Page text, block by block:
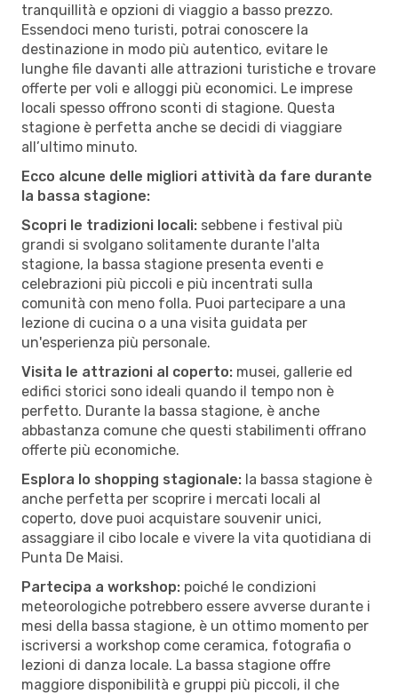
tranquillità e opzioni di viaggio a basso prezzo.
Essendoci meno turisti, potrai conoscere la
destinazione in modo più autentico, evitare le
lunghe file davanti alle attrazioni turistiche e trovare
offerte per voli e alloggi più economici. Le imprese
locali spesso offrono sconti di stagione. Questa
stagione è perfetta anche se decidi di viaggiare
all’ultimo minuto.
Ecco alcune delle migliori attività da fare durante
la bassa stagione:
Scopri le tradizioni locali: sebbene i festival più
grandi si svolgano solitamente durante l'alta
stagione, la bassa stagione presenta eventi e
celebrazioni più piccoli e più incentrati sulla
comunità con meno folla. Puoi partecipare a una
lezione di cucina o a una visita guidata per
un'esperienza più personale.
Visita le attrazioni al coperto: musei, gallerie ed
edifici storici sono ideali quando il tempo non è
perfetto. Durante la bassa stagione, è anche
abbastanza comune che questi stabilimenti offrano
offerte più economiche.
Esplora lo shopping stagionale: la bassa stagione è
anche perfetta per scoprire i mercati locali al
coperto, dove puoi acquistare souvenir unici,
assaggiare il cibo locale e vivere la vita quotidiana di
Punta De Maisi.
Partecipa a workshop: poiché le condizioni
meteorologiche potrebbero essere avverse durante i
mesi della bassa stagione, è un ottimo momento per
iscriversi a workshop come ceramica, fotografia o
lezioni di danza locale. La bassa stagione offre
maggiore disponibilità e gruppi più piccoli, il che